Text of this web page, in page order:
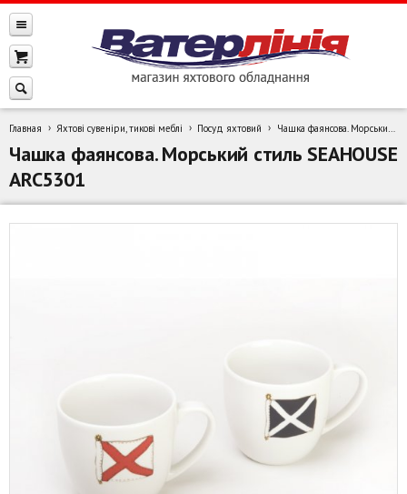
Главная Яхтові сувеніри, тикові меблі Посуд яхтовий Чашка фаянсова. Морський стиль SEAHOUSE ARC5301
Чашка фаянсова. Морський стиль SEAHOUSE
ARC5301